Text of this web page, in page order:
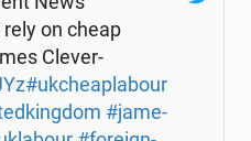
on cheap
Cle­ver­
#ukche­apla­bo­ur
#ja­me­